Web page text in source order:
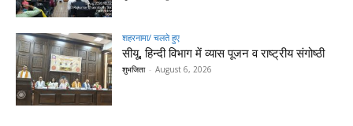
शहरनामा/ चलते हुए
सीयू, हिन्दी विभाग में व्यास पूजन व राष्ट्रीय संगोष्ठी
शुभजिता - August 6, 2026